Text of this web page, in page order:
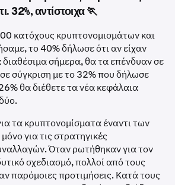
32%, αντίστοιχα 🏃
κατόχους κρυπτονομισμάτων και
το 40% δήλωσε ότι αν είχαν
διαθέσιμα σήμερα, θα τα επένδυαν σε
σύγκριση με το 32% που δήλωσε
θα διέθετε τα νέα κεφάλαια
τα κρυπτονομίσματα έναντι των
για τις στρατηγικές
Όταν ρωτήθηκαν για τον
σχεδιασμό, πολλοί από τους
παρόμοιες προτιμήσεις. Κατά τους